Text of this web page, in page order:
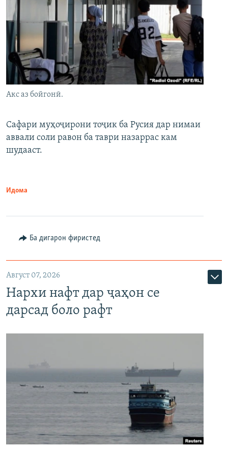
Акс аз бойгонӣ.
Сафари муҳоҷирони тоҷик ба Русия дар нимаи
аввали соли равон ба таври назаррас кам
шудааст.
Идома
Ба дигарон фиристед
Август 07, 2026
Нархи нафт дар ҷаҳон се
дарсад боло рафт